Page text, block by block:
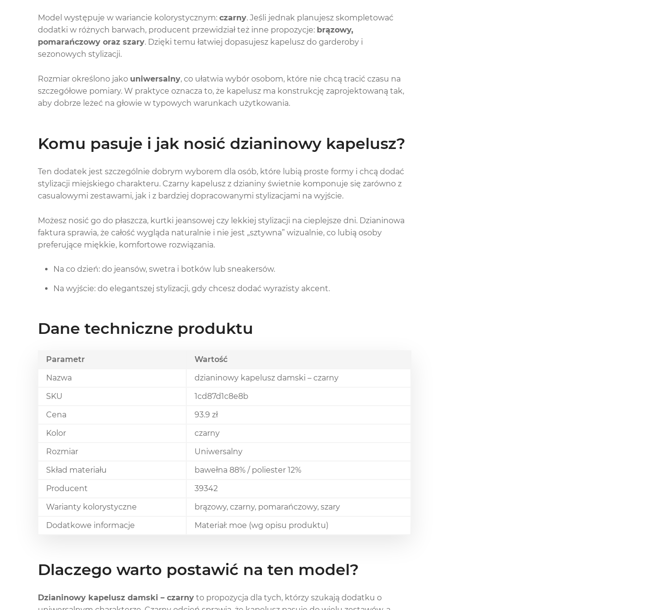
Model występuje w wariancie kolorystycznym: czarny. Jeśli jednak planujesz skompletować
dodatki w różnych barwach, producent przewidział też inne propozycje: brązowy,
pomarańczowy oraz szary. Dzięki temu łatwiej dopasujesz kapelusz do garderoby i
sezonowych stylizacji.
Rozmiar określono jako uniwersalny, co ułatwia wybór osobom, które nie chcą tracić czasu na
szczegółowe pomiary. W praktyce oznacza to, że kapelusz ma konstrukcję zaprojektowaną tak,
aby dobrze leżeć na głowie w typowych warunkach użytkowania.
Komu pasuje i jak nosić dzianinowy kapelusz?
Ten dodatek jest szczególnie dobrym wyborem dla osób, które lubią proste formy i chcą dodać
stylizacji miejskiego charakteru. Czarny kapelusz z dzianiny świetnie komponuje się zarówno z
casualowymi zestawami, jak i z bardziej dopracowanymi stylizacjami na wyjście.
Możesz nosić go do płaszcza, kurtki jeansowej czy lekkiej stylizacji na cieplejsze dni. Dzianinowa
faktura sprawia, że całość wygląda naturalnie i nie jest „sztywna” wizualnie, co lubią osoby
preferujące miękkie, komfortowe rozwiązania.
Na co dzień: do jeansów, swetra i botków lub sneakersów.
Na wyjście: do elegantszej stylizacji, gdy chcesz dodać wyrazisty akcent.
Dane techniczne produktu
Parametr
Wartość
Nazwa
dzianinowy kapelusz damski – czarny
SKU
1cd87d1c8e8b
Cena
93.9 zł
Kolor
czarny
Rozmiar
Uniwersalny
Skład materiału
bawełna 88% / poliester 12%
Producent
39342
Warianty kolorystyczne
brązowy, czarny, pomarańczowy, szary
Dodatkowe informacje
Materiał: moe (wg opisu produktu)
Dlaczego warto postawić na ten model?
Dzianinowy kapelusz damski – czarny to propozycja dla tych, którzy szukają dodatku o